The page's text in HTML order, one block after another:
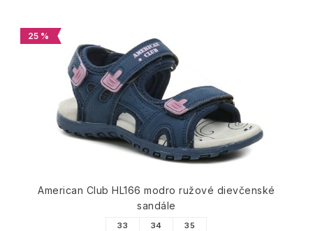
25 %
American Club HL166 modro ružové dievčenské
sandále
33 34 35